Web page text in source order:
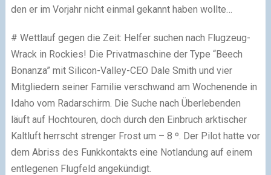
den er im Vorjahr nicht einmal gekannt haben wollte…
# Wettlauf gegen die Zeit: Helfer suchen nach Flugzeug-
Wrack in Rockies! Die Privatmaschine der Type “Beech
Bonanza” mit Silicon-Valley-CEO Dale Smith und vier
Mitgliedern seiner Familie verschwand am Wochenende in
Idaho vom Radarschirm. Die Suche nach Überlebenden
läuft auf Hochtouren, doch durch den Einbruch arktischer
Kaltluft herrscht strenger Frost um – 8 º. Der Pilot hatte vor
dem Abriss des Funkkontakts eine Notlandung auf einem
entlegenen Flugfeld angekündigt.